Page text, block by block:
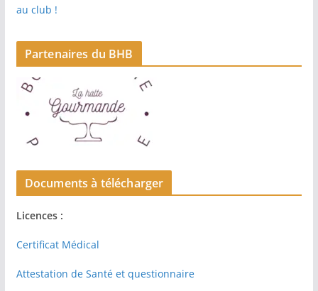
au club !
Partenaires du BHB
Documents à télécharger
Licences :
Certificat Médical
Attestation de Santé et questionnaire